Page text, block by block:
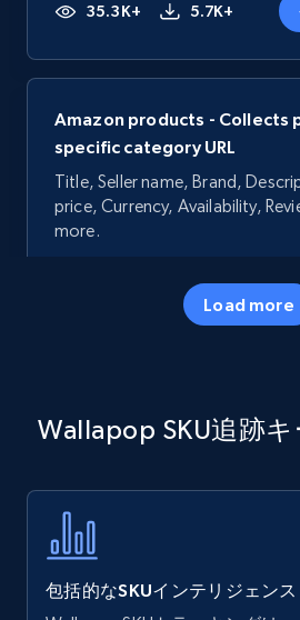
35.3K+ 5.7K+
Amazon products - Collects
specific category URL
Title, Seller name, Brand,
price, Currency, Availability,
more.
5.7K+
specific keywords
price, Currency, Availability,
more.
Load more
Wallapop SKU追跡
包括的なSKUインテリジェンス